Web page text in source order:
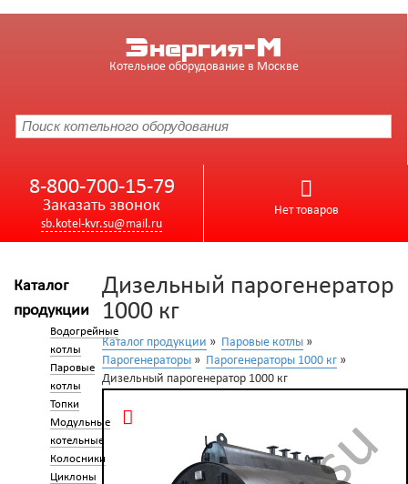
Энергия-М
Котельное оборудование в Москве
8-800-700-15-79
Заказать звонок
sb.kotel-kvr.su@mail.ru
Нет товаров
Каталог
продукции
Водогрейные
котлы
Паровые
котлы
Топки
Модульные
котельные
Колосники
Циклоны
Дизельный парогенератор
1000 кг
Каталог продукции » Паровые котлы »
Парогенераторы » Парогенераторы 1000 кг »
Дизельный парогенератор 1000 кг